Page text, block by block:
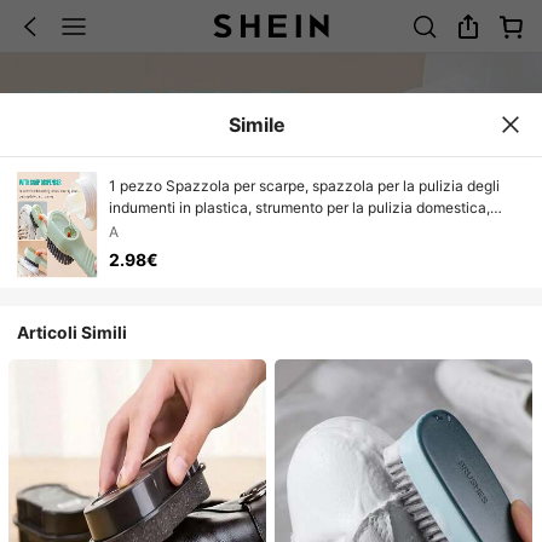
Simile
1 pezzo Spazzola per scarpe, spazzola per la pulizia degli
indumenti in plastica, strumento per la pulizia domestica,
spazzola per scarpe riempita di liquido, pulitore per scarpe
multifunzione, lavapavimenti professionali dedicati, setole
morbide che non danneggiano scarpe e vestiti
A
2.98€
Articoli Simili